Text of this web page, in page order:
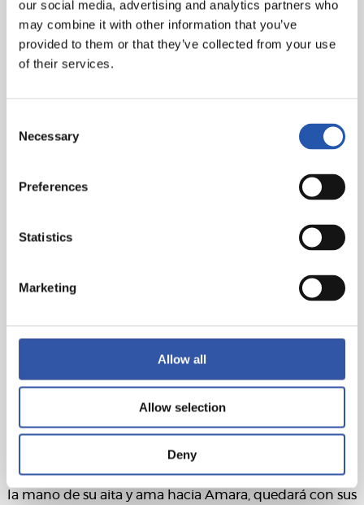
our social media, advertising and analytics partners who
may combine it with other information that you’ve
provided to them or that they’ve collected from your use
of their services.
Selection
Necessary
Preferences
Statistics
Marketing
Allow all
Allow selection
Deny
Hoy el aficionado realista abrirá su armario y no dudará
en qué ropa ponerse. Se enfundará la txuri urdin, irá de
la mano de su aita y ama hacia Amara, quedará con sus